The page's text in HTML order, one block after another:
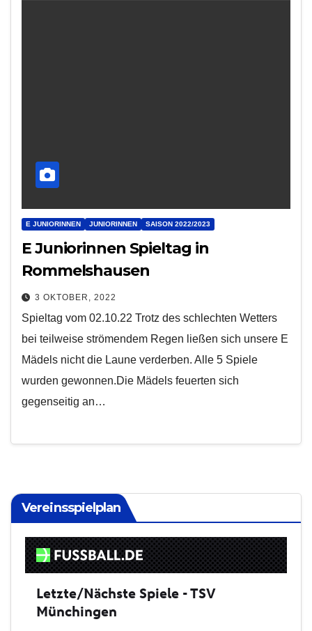
E JUNIORINNEN JUNIORINNEN SAISON 2022/2023
E Juniorinnen Spieltag in
Rommelshausen
3 OKTOBER, 2022
Spieltag vom 02.10.22 Trotz des schlechten Wetters
bei teilweise strömendem Regen ließen sich unsere E
Mädels nicht die Laune verderben. Alle 5 Spiele
wurden gewonnen.Die Mädels feuerten sich
gegenseitig an…
Vereinsspielplan